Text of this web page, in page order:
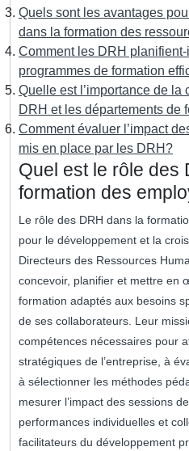
Quels sont les avantages
dans la formation des
Comment les DRH
programmes de formation
Quelle est l’importance de la
DRH et les départements de
Comment évaluer l’impact
mis en place par les DRH?
Quel est le rôle des
formation des
Le rôle des DRH dans la
pour le développement et la
Directeurs des Ressources
concevoir, planifier et mettre en
formation adaptés aux besoins
de ses collaborateurs. Leur
compétences nécessaires pour
stratégiques de l’entreprise, à
à sélectionner les méthodes
mesurer l’impact des sessions
performances individuelles et
facilitateurs du développement